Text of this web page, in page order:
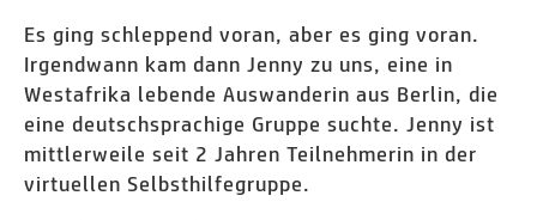
Es ging schleppend voran, aber es ging voran.
Irgendwann kam dann Jenny zu uns, eine in
Westafrika lebende Auswanderin aus Berlin, die
eine deutschsprachige Gruppe suchte. Jenny ist
mittlerweile seit 2 Jahren Teilnehmerin in der
virtuellen Selbsthilfegruppe.